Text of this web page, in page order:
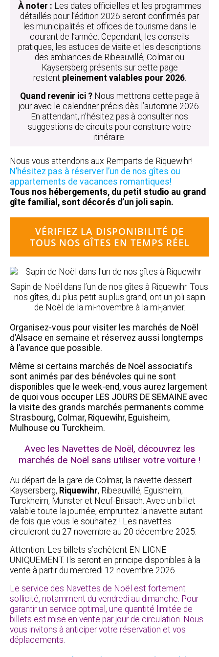
À noter : Les dates officielles et les programmes
détaillés pour l’édition 2026 seront confirmés par
les municipalités et offices de tourisme dans le
courant de l’année. Cependant, les conseils
pratiques, les astuces de visite et les descriptions
des ambiances de Ribeauvillé, Colmar ou
Kaysersberg présents sur cette page
restent pleinement valables pour 2026.
Quand revenir ici ?Nous mettrons cette page à
jour avec le calendrier précis dès l’automne 2026.
En attendant, n’hésitez pas à consulter nos
suggestions de circuits pour construire votre
itinéraire.
Nous vous attendons aux Remparts de Riquewihr!
N’hésitez pas à réserver l’un de nos gîtes ou
appartements de vacances romantiques!
Tous nos hébergements, du petit studio au grand
gîte familial, sont décorés d’un joli sapin.
VÉRIFIEZ LA DISPONIBILITÉ DE
TOUS NOS GÎTES EN TEMPS RÉEL
Sapin de Noël dans l’un de nos gîtes à Riquewihr. Tous
nos gîtes, du plus petit au plus grand, ont un joli sapin
de Noël de la mi-novembre à la mi-janvier.
Organisez-vous pour visiter les marchés de Noël
d’Alsace en semaine et réservez aussi longtemps
à l’avance que possible.
Même si certains marchés de Noël associatifs
sont animés par des bénévoles qui ne sont
disponibles que le week-end, vous aurez largement
de quoi vous occuper LES JOURS DE SEMAINE avec
la visite des grands marchés permanents comme
Strasbourg, Colmar, Riquewihr, Eguisheim,
Mulhouse ou Turckheim.
Avec les Navettes de Noël, découvrez les
marchés de Noël sans utiliser votre voiture !
Au départ de la gare de Colmar, la navette dessert
Kaysersberg, Riquewihr, Ribeauvillé, Eguisheim,
Turckheim, Munster et Neuf-Brisach. Avec un billet
valable toute la journée, empruntez la navette autant
de fois que vous le souhaitez ! Les navettes
circuleront du 27 novembre au 20 décembre 2025.
Attention: Les billets s’achètent EN LIGNE
UNIQUEMENT. Ils seront en principe disponibles à la
vente à partir du mercredi 12 novembre 2026.
Le service des Navettes de Noël est fortement
sollicité, notamment du vendredi au dimanche. Pour
garantir un service optimal, une quantité limitée de
billets est mise en vente par jour de circulation. Nous
vous invitons à anticiper votre réservation et vos
déplacements.